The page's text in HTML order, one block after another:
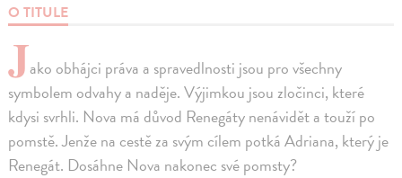
O TITULE
Jako obhájci práva a spravedlnosti jsou pro všechny
symbolem odvahy a naděje. Výjimkou jsou zločinci, které
kdysi svrhli. Nova má důvod Renegáty nenávidět a touží po
pomstě. Jenže na cestě za svým cílem potká Adriana, který je
Renegát. Dosáhne Nova nakonec své pomsty?